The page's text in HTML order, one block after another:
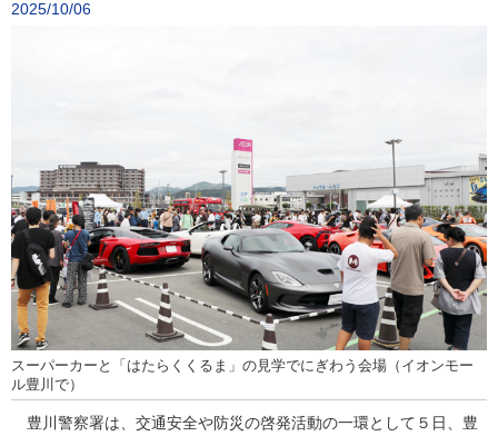
2025/10/06
スーパーカーと「はたらくくるま」の見学でにぎわう会場（イオンモー
ル豊川で）
豊川警察署は、交通安全や防災の啓発活動の一環として５日、豊